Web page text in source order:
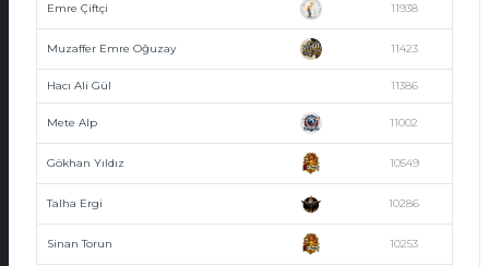
Emre Çiftçi 11938
Muzaffer Emre Oğuzay 11423
Hacı Ali Gül 11386
Mete Alp 11002
Gökhan Yıldız 10549
Talha Ergi 10286
Sinan Torun 10253